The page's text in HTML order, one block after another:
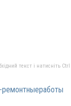
текст і натисніть
ремонтныеработы